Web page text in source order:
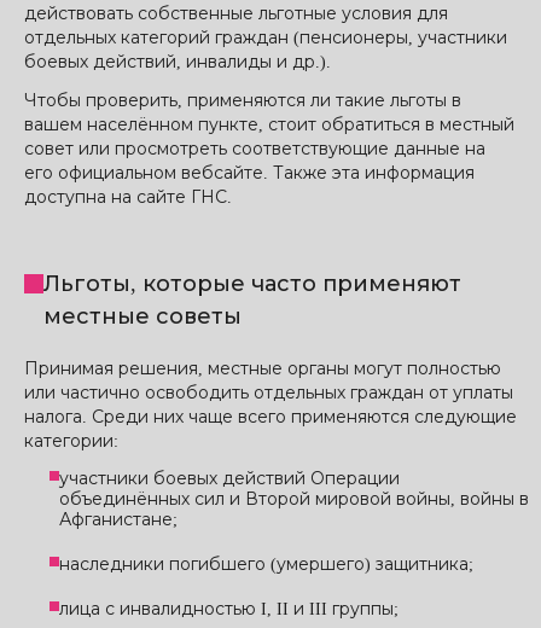
действовать собственные льготные условия для
отдельных категорий граждан (пенсионеры, участники
боевых действий, инвалиды и др.).
Чтобы проверить, применяются ли такие льготы в
вашем населённом пункте, стоит обратиться в местный
совет или просмотреть соответствующие данные на
его официальном вебсайте. Также эта информация
доступна на сайте ГНС.
Льготы, которые часто применяют
местные советы
Принимая решения, местные органы могут полностью
или частично освободить отдельных граждан от уплаты
налога. Среди них чаще всего применяются следующие
категории:
участники боевых действий Операции
объединённых сил и Второй мировой войны, войны в
Афганистане;
наследники погибшего (умершего) защитника;
лица с инвалидностью I, II и III группы;